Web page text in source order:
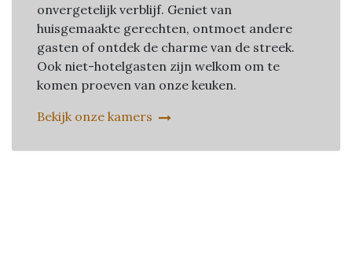
onvergetelijk verblijf. Geniet van
huisgemaakte gerechten, ontmoet andere
gasten of ontdek de charme van de streek.
Ook niet-hotelgasten zijn welkom om te
komen proeven van onze keuken.
Bekijk onze kamers